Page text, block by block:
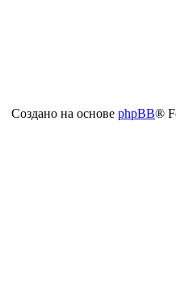
Создано на основе phpBB®